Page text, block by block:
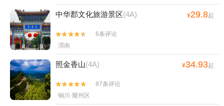
中华郡文化旅游景区(4A) ¥29.8起


6条评论
渭南
照金香山(4A) ¥34.93起


87条评论
铜川·耀州区